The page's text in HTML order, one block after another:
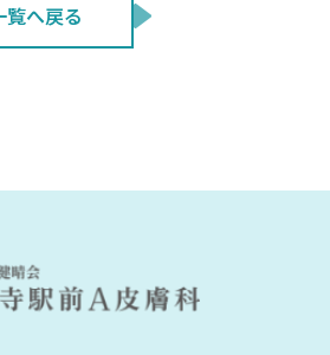
覧へ戻る